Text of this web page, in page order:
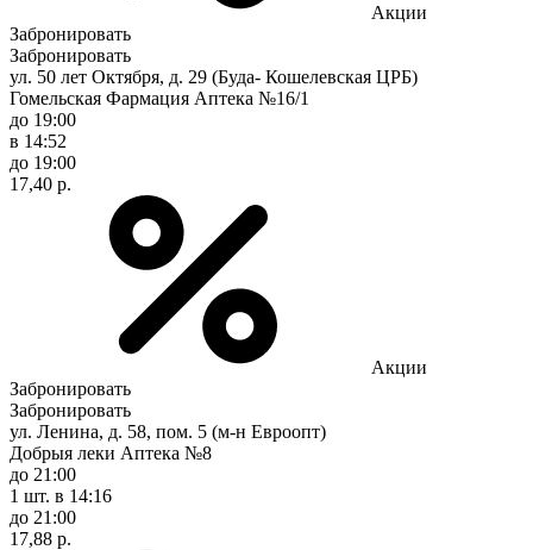
Акции
Забронировать
Забронировать
ул. 50 лет Октября, д. 29 (Буда- Кошелевская ЦРБ)
Гомельская Фармация Аптека №16/1
до 19:00
в 14:52
до 19:00
17,40 р.
Акции
Забронировать
Забронировать
ул. Ленина, д. 58, пом. 5 (м-н Евроопт)
Добрыя леки Аптека №8
до 21:00
1 шт. в 14:16
до 21:00
17,88 р.